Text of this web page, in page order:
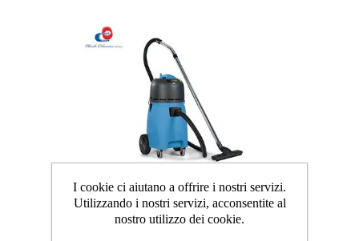
I cookie ci aiutano a offrire i nostri servizi.
Utilizzando i nostri servizi, acconsentite al
nostro utilizzo dei cookie.